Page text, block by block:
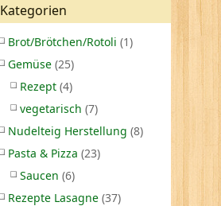
Kategorien
Brot/Brötchen/Rotoli (1)
Gemüse (25)
Rezept (4)
vegetarisch (7)
Nudelteig Herstellung (8)
Pasta & Pizza (23)
Saucen (6)
Rezepte Lasagne (37)